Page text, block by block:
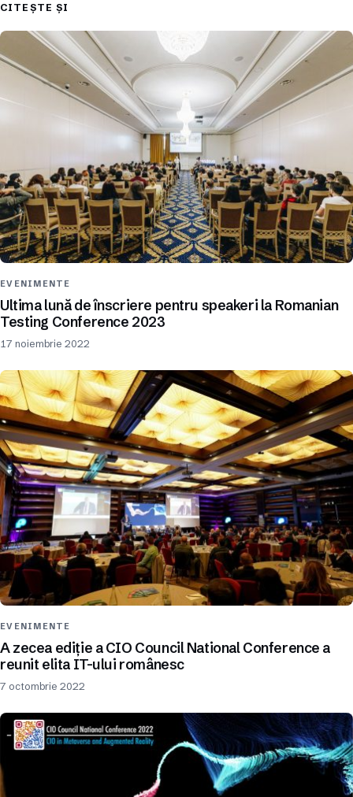
CITEȘTE ȘI
EVENIMENTE
Ultima lună de înscriere pentru speakeri la Romanian
Testing Conference 2023
17 noiembrie 2022
EVENIMENTE
A zecea ediție a CIO Council National Conference a
reunit elita IT-ului românesc
7 octombrie 2022